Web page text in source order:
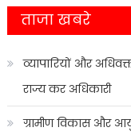
ताजा खबरे
व्यापारियों और
राज्य कर अधिकारी
ग्रामीण विकास और